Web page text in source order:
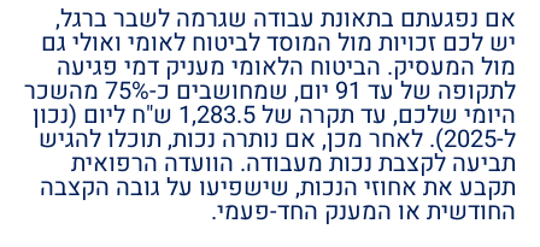
אם נפגעתם בתאונת עבודה שגרמה לשבר ברגל,
יש לכם זכויות מול המוסד לביטוח לאומי ואולי גם
מול המעסיק. הביטוח הלאומי מעניק דמי פגיעה
לתקופה של עד 91 יום, שמחושבים כ-75% מהשכר
היומי שלכם, עד תקרה של 1,283.5 ש"ח ליום (נכון
ל-2025). לאחר מכן, אם נותרה נכות, תוכלו להגיש
תביעה לקצבת נכות מעבודה. הוועדה הרפואית
תקבע את אחוזי הנכות, שישפיעו על גובה הקצבה
החודשית או המענק החד-פעמי.